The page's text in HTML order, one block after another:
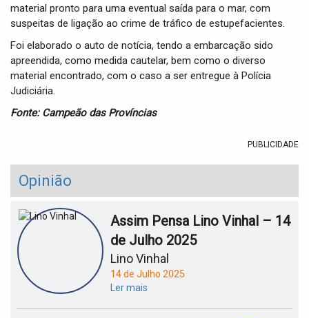
material pronto para uma eventual saída para o mar, com
suspeitas de ligação ao crime de tráfico de estupefacientes.
Foi elaborado o auto de notícia, tendo a embarcação sido
apreendida, como medida cautelar, bem como o diverso
material encontrado, com o caso a ser entregue à Polícia
Judiciária.
Fonte: Campeão das Províncias
PUBLICIDADE
Opinião
Assim Pensa Lino Vinhal – 14
de Julho 2025
Lino Vinhal
14 de Julho 2025
Ler mais